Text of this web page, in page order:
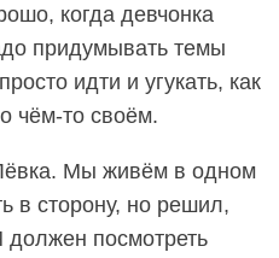
когда девчонка
придумывать темы
идти и угукать, как
чём-то своём.
Мы живём в одном
в сторону, но решил,
должен посмотреть